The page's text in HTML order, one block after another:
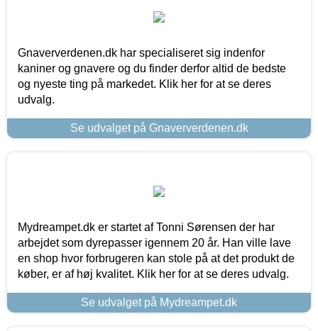
Gnaververdenen.dk har specialiseret sig indenfor
kaniner og gnavere og du finder derfor altid de bedste
og nyeste ting på markedet. Klik her for at se deres
udvalg.
Se udvalget på Gnaververdenen.dk
Mydreampet.dk er startet af Tonni Sørensen der har
arbejdet som dyrepasser igennem 20 år. Han ville lave
en shop hvor forbrugeren kan stole på at det produkt de
køber, er af høj kvalitet. Klik her for at se deres udvalg.
Se udvalget på Mydreampet.dk